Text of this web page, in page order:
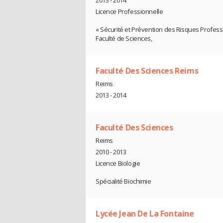
Licence Professionnelle
« Sécurité et Prévention des Risques
Faculté de Sciences,
Faculté Des Sciences Reims
Reims
2013 - 2014
Faculté Des Sciences
Reims
2010 - 2013
Licence Biologie
Spécialité Biochimie
Lycée Jean De La Fontaine